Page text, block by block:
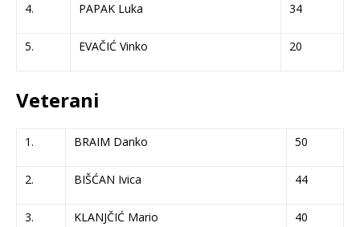
4. PAPAK Luka 34
5. EVAČIĆ Vinko 20
Veterani
1. BRAIM Danko 50
2. BIŠĆAN Ivica 44
3. KLANJČIĆ Mario 40